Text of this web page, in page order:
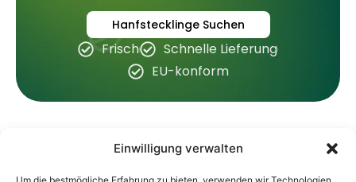
Einwilligung verwalten
Hanfstecklinge Suchen
Frisch
Schnelle Lieferung
EU-konform